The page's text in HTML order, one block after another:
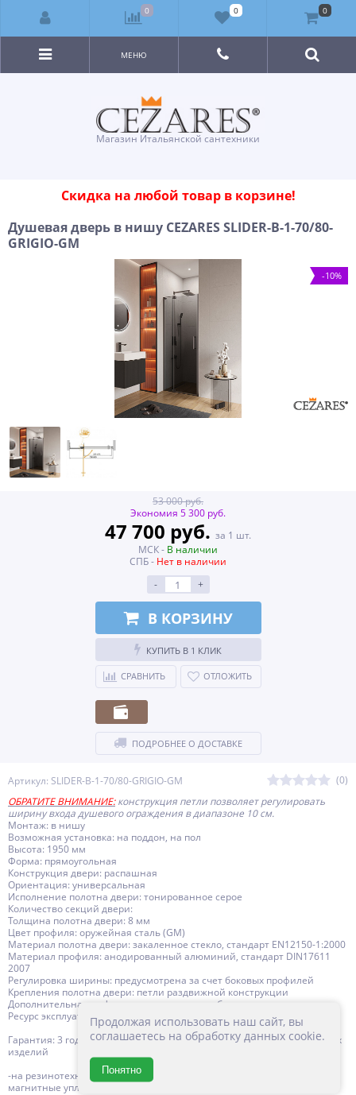
Магазин Итальянской сантехники
МЕНЮ
Скидка на любой товар в корзине!
Душевая дверь в нишу CEZARES SLIDER-B-1-70/80-
GRIGIO-GM
-10%
Артикул: SLIDER-B-1-70/80-GRIGIO-GM
(0)
ОБРАТИТЕ ВНИМАНИЕ:конструкция петли позволяет регулировать
ширину входа душевого ограждения в диапазоне 10 см.
Монтаж: в нишу
Возможная установка: на поддон, на пол
Высота: 1950 мм
Форма: прямоугольная
Конструкция двери: распашная
Ориентация: универсальная
Исполнение полотна двери: тонированное серое
Количество секций двери:
Толщина полотна двери: 8 мм
Цвет профиля: оружейная сталь (GM)
Материал полотна двери: закаленное стекло, стандарт EN12150-1:2000
Материал профиля: анодированный алюминий, стандарт DIN17611
2007
Регулировка ширины: предусмотрена за счет боковых профилей
Крепления полотна двери: петли раздвижной конструкции
Дополнительная информация: поддон приобретается отдельно
Ресурс эксплуатации: 15 лет
Гарантия: 3 года с даты продажи, за исключением резинотехнических
изделий
-на резинотехнические изделия (силиконовые уплотнители,
магнитные уплотнители, ) 1 год с даты продажи
53 000 руб.
Экономия 5 300 руб.
47 700 руб. за 1 шт.
МСК - В наличии
СПБ - Нет в наличии
-
+
В КОРЗИНУ
КУПИТЬ В 1 КЛИК
СРАВНИТЬ ОТЛОЖИТЬ
ПОДРОБНЕЕ О ДОСТАВКЕ
0 0 0
Продолжая использовать наш сайт, вы
соглашаетесь на обработку данных cookie.
Понятно